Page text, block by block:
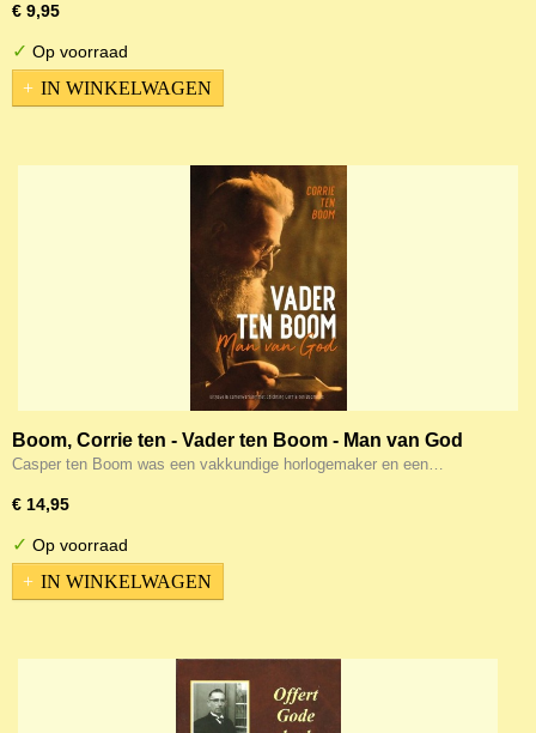
€ 9,95
✓ Op voorraad
IN WINKELWAGEN
Boom, Corrie ten - Vader ten Boom - Man van God
Casper ten Boom was een vakkundige horlogemaker en een…
€ 14,95
✓ Op voorraad
IN WINKELWAGEN